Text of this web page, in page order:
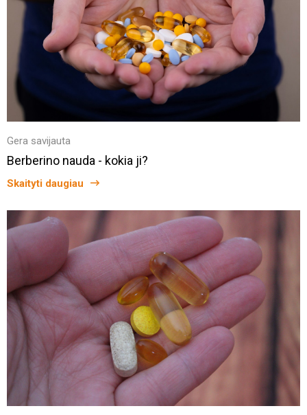
Gera savijauta
Berberino nauda - kokia ji?
Skaityti daugiau